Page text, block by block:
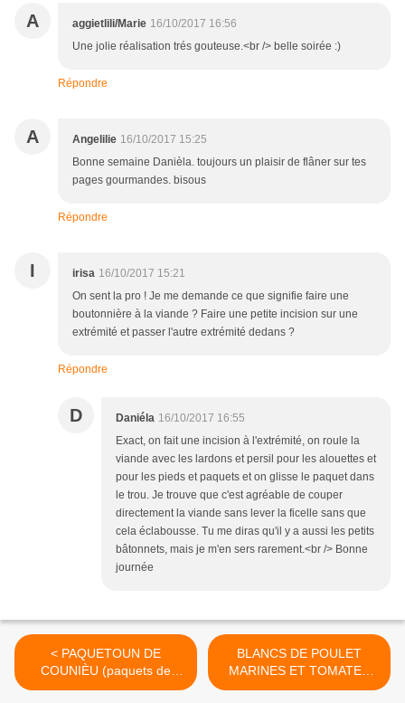
A aggietlili/Marie 16/10/2017 16:56
Une jolie réalisation trés gouteuse.<br /> belle soirée :)
Répondre
A Angelilie 16/10/2017 15:25
Bonne semaine Danièla. toujours un plaisir de flâner sur tes
pages gourmandes. bisous
Répondre
I irisa 16/10/2017 15:21
On sent la pro ! Je me demande ce que signifie faire une
boutonnière à la viande ? Faire une petite incision sur une
extrémité et passer l'autre extrémité dedans ?
Répondre
D Daniéla 16/10/2017 16:55
Exact, on fait une incision à l'extrémité, on roule la
viande avec les lardons et persil pour les alouettes et
pour les pieds et paquets et on glisse le paquet dans
le trou. Je trouve que c'est agréable de couper
directement la viande sans lever la ficelle sans que
cela éclabousse. Tu me diras qu'il y a aussi les petits
bâtonnets, mais je m'en sers rarement.<br /> Bonne
journée
< PAQUETOUN DE
COUNIÈU (paquets de
lapin)
BLANCS DE POULET
MARINES ET TOMATES
CERISE AU FOUR >